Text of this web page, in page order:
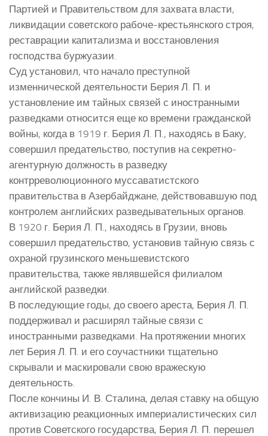
Партией и Правительством для захвата власти,
ликвидации советского рабоче-крестьянского строя,
реставрации капитализма и восстановления
господства буржуазии.
Суд установил, что начало преступной
изменнической деятельности Берия Л. П. и
установление им тайных связей с иностранными
разведками относится еще ко времени гражданской
войны, когда в 1919 г. Берия Л. П., находясь в Баку,
совершил предательство, поступив на секретно-
агентурную должность в разведку
контрреволюционного муссаватистского
правительства в Азербайджане, действовавшую под
контролем английских разведывательных органов.
В 1920 г. Берия Л. П., находясь в Грузии, вновь
совершил предательство, установив тайную связь с
охраной грузинского меньшевистского
правительства, также являвшейся филиалом
английской разведки.
В последующие годы, до своего ареста, Берия Л. П.
поддерживал и расширял тайные связи с
иностранными разведками. На протяжении многих
лет Берия Л. П. и его соучастники тщательно
скрывали и маскировали свою вражескую
деятельность.
После кончины И. В. Сталина, делая ставку на общую
активизацию реакционных империалистических сил
против Советского государства, Берия Л. П. перешел